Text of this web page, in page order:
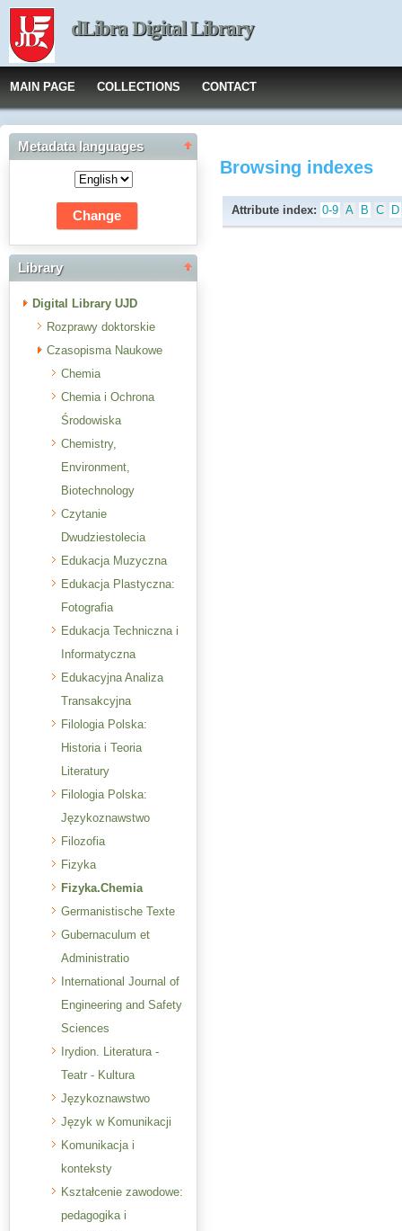
dLibra Digital Library
MAIN PAGE COLLECTIONS CONTACT
Metadata languages
Library
Digital Library UJD
Rozprawy doktorskie
Czasopisma Naukowe
Chemia
Chemia i Ochrona
Środowiska
Chemistry,
Environment,
Biotechnology
Czytanie
Dwudziestolecia
Edukacja Muzyczna
Edukacja Plastyczna:
Fotografia
Edukacja Techniczna i
Informatyczna
Edukacyjna Analiza
Transakcyjna
Filologia Polska:
Historia i Teoria
Literatury
Filologia Polska:
Językoznawstwo
Filozofia
Fizyka
Fizyka.Chemia
Germanistische Texte
Gubernaculum et
Administratio
International Journal of
Engineering and Safety
Sciences
Irydion. Literatura -
Teatr - Kultura
Językoznawstwo
Język w Komunikacji
Komunikacja i
konteksty
Kształcenie zawodowe:
pedagogika i
Browsing indexes
Attribute index: 0-9 A B C D